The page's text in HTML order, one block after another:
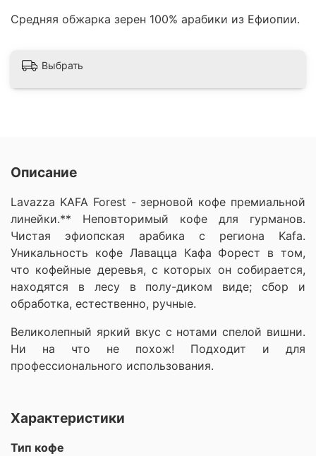
Средняя обжарка зерен 100% арабики из Ефиопии.
Выбрать
Описание
Lavazza KAFA Forest - зерновой кофе премиальной
линейки.** Неповторимый кофе для гурманов.
Чистая эфиопская арабика с региона Kafa.
Уникальность кофе Лавацца Кафа Форест в том,
что кофейные деревья, с которых он собирается,
находятся в лесу в полу-диком виде; сбор и
обработка, естественно, ручные.
Великолепный яркий вкус с нотами спелой вишни.
Ни на что не похож! Подходит и для
профессионального использования.
Характеристики
Тип кофе